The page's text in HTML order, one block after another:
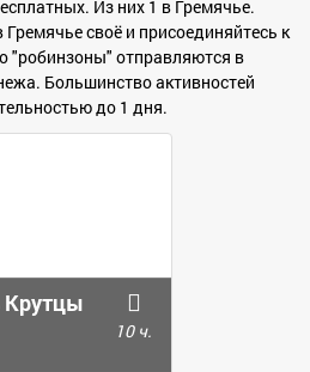
Из них 1 в Гремячье.
своё и присоединяйтесь к
"робинзоны" отправляются в
Большинство активностей
до 1 дня.
Крутцы
10 ч.